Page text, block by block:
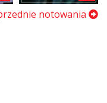
notowania